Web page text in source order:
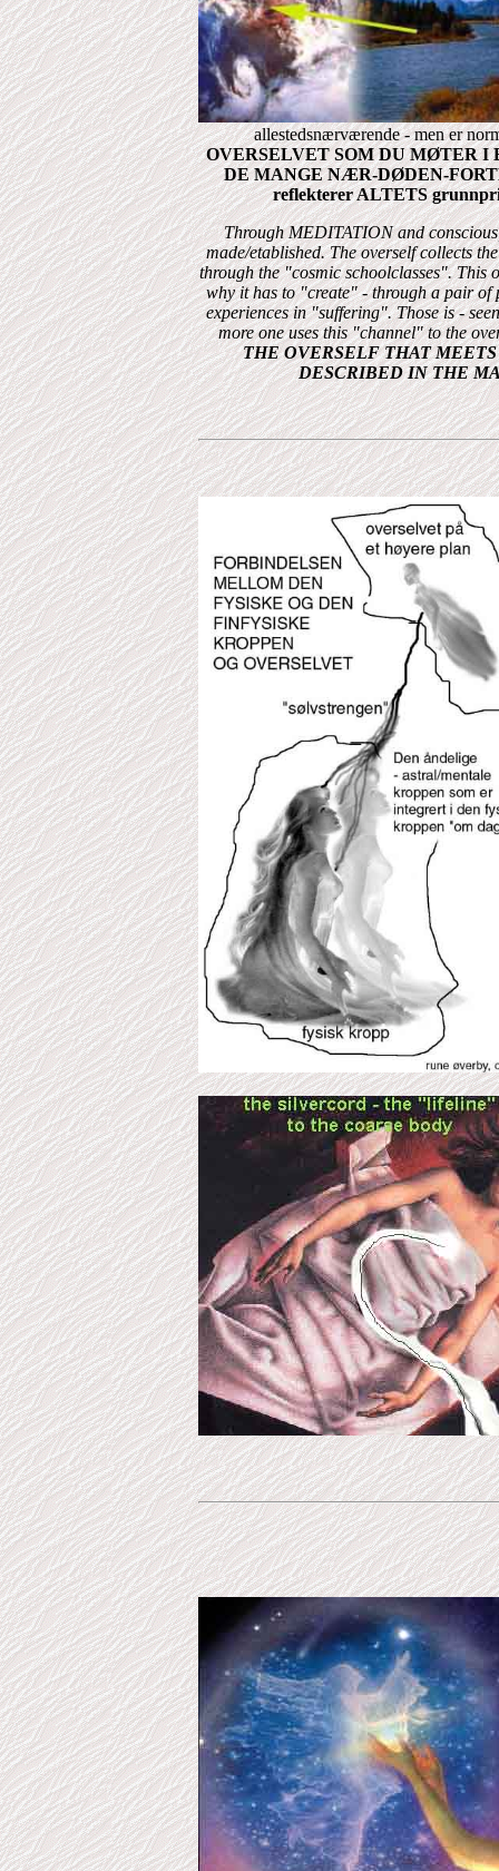
allestedsnærværende - men er
OVERSELVET SOM DU MØTER
DE MANGE NÆR-DØDEN-
reflekterer ALTETS
Through MEDITATION and
made/etablished. The overself collects
through the "cosmic schoolclasses". This
why it has to "create" - through a pair
experiences in "suffering". Those is -
more one uses this "channel" to the
THE OVERSELF THAT
DESCRIBED IN THE